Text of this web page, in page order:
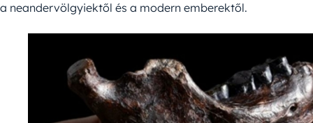
a neandervölgyiektől és a modern emberektől.